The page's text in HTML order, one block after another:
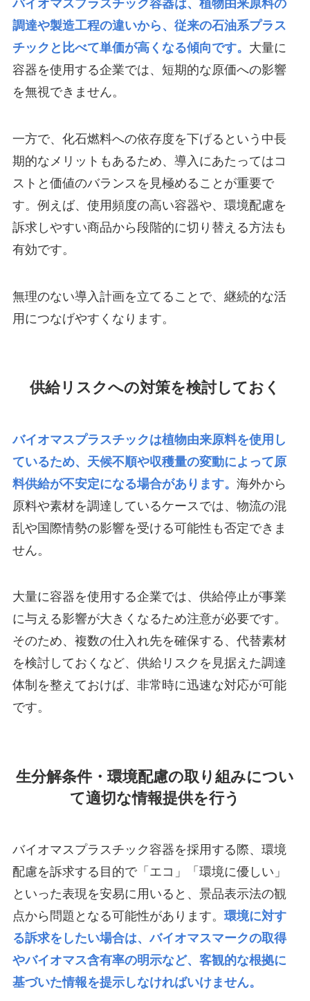
バイオマスプラスチック容器は、植物由来原料の
調達や製造工程の違いから、従来の石油系プラス
チックと比べて単価が高くなる傾向です。 大量に
容器を使用する企業では、短期的な原価への影響
を無視できません。
一方で、化石燃料への依存度を下げるという中長
期的なメリットもあるため、導入にあたってはコ
ストと価値のバランスを見極めることが重要で
す。例えば、使用頻度の高い容器や、環境配慮を
訴求しやすい商品から段階的に切り替える方法も
有効です。
無理のない導入計画を立てることで、継続的な活
用につなげやすくなります。
供給リスクへの対策を検討しておく
バイオマスプラスチックは植物由来原料を使用し
ているため、天候不順や収穫量の変動によって原
料供給が不安定になる場合があります。 海外から
原料や素材を調達しているケースでは、物流の混
乱や国際情勢の影響を受ける可能性も否定できま
せん。
大量に容器を使用する企業では、供給停止が事業
に与える影響が大きくなるため注意が必要です。
そのため、複数の仕入れ先を確保する、代替素材
を検討しておくなど、供給リスクを見据えた調達
体制を整えておけば、非常時に迅速な対応が可能
です。
生分解条件・環境配慮の取り組みについ
て適切な情報提供を行う
バイオマスプラスチック容器を採用する際、環境
配慮を訴求する目的で「エコ」「環境に優しい」
といった表現を安易に用いると、景品表示法の観
点から問題となる可能性があります。 環境に対す
る訴求をしたい場合は、バイオマスマークの取得
やバイオマス含有率の明示など、客観的な根拠に
基づいた情報を提示しなければいけません。